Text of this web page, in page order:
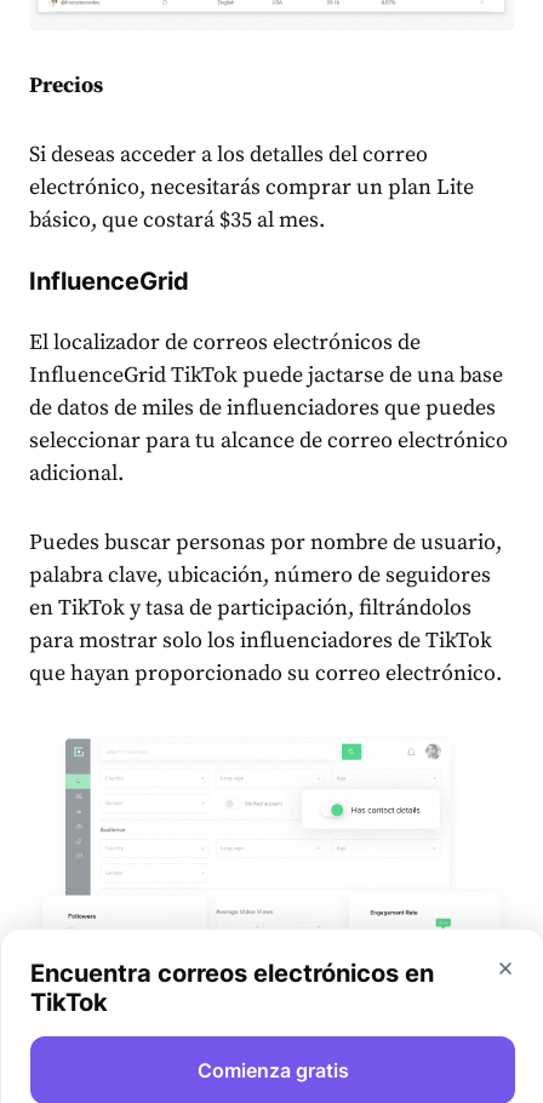
Precios
Si deseas acceder a los detalles del correo
electrónico, necesitarás comprar un plan Lite
básico, que costará $35 al mes.
InfluenceGrid
El localizador de correos electrónicos de
InfluenceGrid TikTok puede jactarse de una base
de datos de miles de influenciadores que puedes
seleccionar para tu alcance de correo electrónico
adicional.
Puedes buscar personas por nombre de usuario,
palabra clave, ubicación, número de seguidores
en TikTok y tasa de participación, filtrándolos
para mostrar solo los influenciadores de TikTok
que hayan proporcionado su correo electrónico.
Con un plan pago, cuando estés en el perfil de
Encuentra correos electrónicos en
TikTok
Comienza gratis